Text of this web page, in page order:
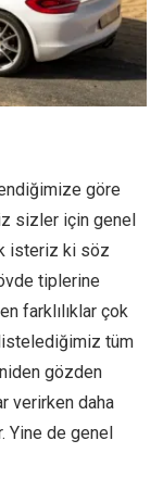
göre
sizler için genel
isteriz ki söz
tiplerine
farklılıklar çok
tüm
gözden
verirken daha
Yine de genel